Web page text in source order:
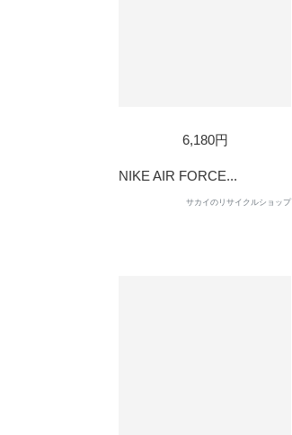
SOLD
OUT
6,180円
NIKE AIR FORCE...
サカイのリサイクルショップ